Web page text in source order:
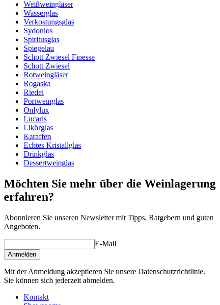
Ein guter Wein verdient ein angemessenes Glas!
HerstellerZieher
Abmessungen (BxHxT cm)
Gewicht (kg)
Höhe (cm)25
Breite (cm)12
Tiefe (cm)12
ProduktserieVision
GlasWeißweinglas, Kristallglas, Rotweinglas
GlasartBurgunderglas
Durchmesser (cm)
Kapazität (cl)85
Weißweingläser
Wasserglas
Verkostungsglas
Sydonios
Spiritusglas
Spiegelau
Schott Zwiesel Finesse
Schott Zwiesel
Rotweingläser
Rogaska
Riedel
Portweinglas
Onlylux
Lucaris
Likörglas
Karaffen
Echtes Kristallglas
Drinkglas
Dessertweinglas
Möchten Sie mehr über die Weinlagerung
erfahren?
Abonnieren Sie unseren Newsletter mit Tipps, Ratgebern und guten
Angeboten.
E-Mail
Anmelden
Mit der Anmeldung akzeptieren Sie unsere Datenschutzrichtlinie.
Sie können sich jederzeit abmelden.
Kontakt